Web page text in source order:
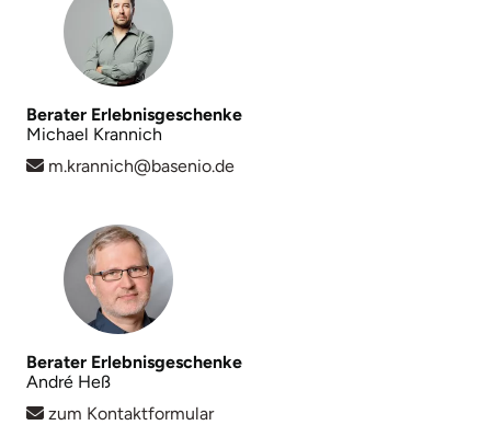
Berater Erlebnisgeschenke
Michael Krannich
m.krannich@basenio.de
Berater Erlebnisgeschenke
André Heß
zum Kontaktformular
Mettingen
Moers
Märkisch-Oderland
Mönchengladbach
Münster
Neckarsulm